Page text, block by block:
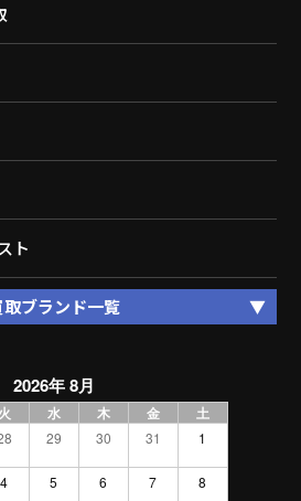
ト
取ブランド一覧
2026年 8月
火 水 木 金 土
29 30 31 1
4 5 6 7 8